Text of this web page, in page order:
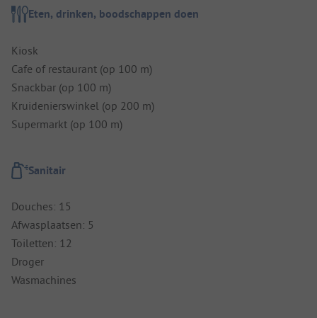
Eten, drinken, boodschappen doen
Kiosk
Cafe of restaurant (op 100 m)
Snackbar (op 100 m)
Kruidenierswinkel (op 200 m)
Supermarkt (op 100 m)
Sanitair
Douches: 15
Afwasplaatsen: 5
Toiletten: 12
Droger
Wasmachines